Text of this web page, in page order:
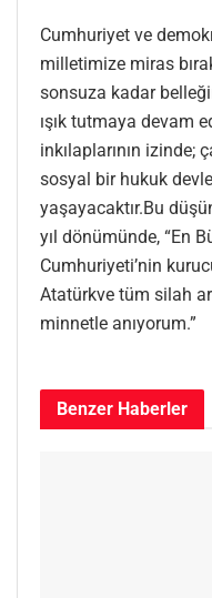
Cumhuriyet ve
milletimize miras
sonsuza kadar
ışık tutmaya devam
inkılaplarının izinde;
sosyal bir hukuk
yaşayacaktır.Bu
yıl dönümünde, “En
Cumhuriyeti’nin
Atatürkve tüm silah
minnetle anıyorum.”
Benzer Haberler